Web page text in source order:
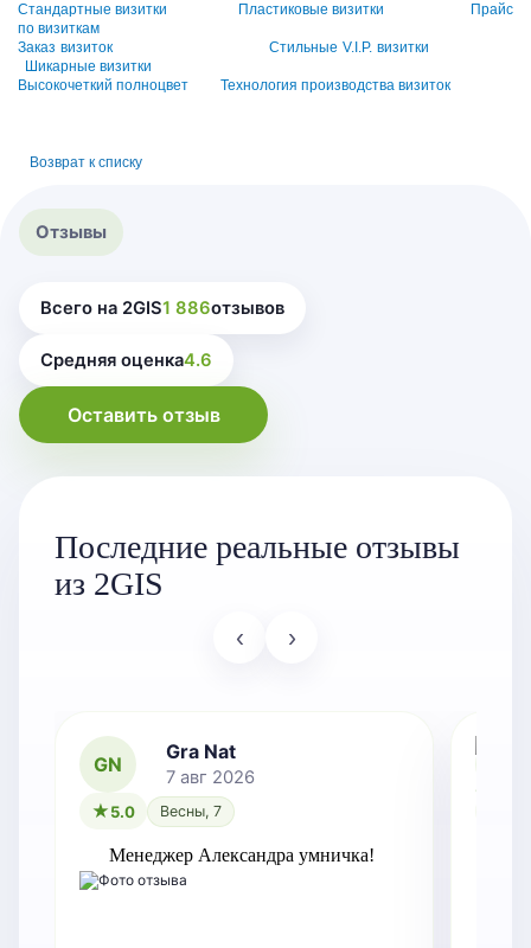
Стандартные визитки Пластиковые визитки
Прайс
по визиткам
Заказ визиток
Стильные V.I.P. визитки
Шикарные визитки
Высокочеткий полноцвет
Технология производства визиток
Возврат к списку
Отзывы
Всего на 2GIS1 886отзывов
Средняя оценка4.6
Оставить отзыв
Последние реальные отзывы
из 2GIS
‹ ›
GN
Gra Nat
7 авг 2026
5.0 Весны, 7
Менеджер Александра умничка!